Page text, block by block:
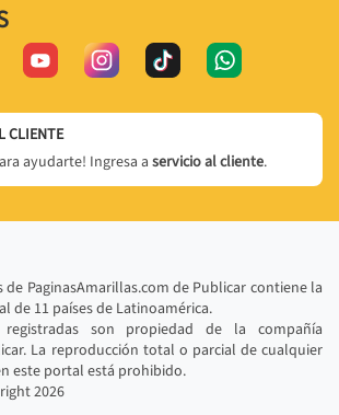
CLIENTE
ayudarte! Ingresa a servicio al cliente.
PaginasAmarillas.com de Publicar contiene la
de 11 países de Latinoamérica.
son propiedad de la compañía
La reproducción total o parcial de cualquier
este portal está prohibido.
2026